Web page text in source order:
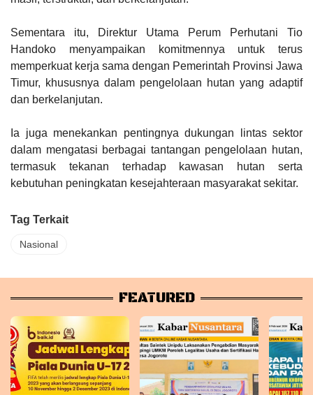
Sementara itu, Direktur Utama Perum Perhutani Tio
Handoko menyampaikan komitmennya untuk terus
memperkuat kerja sama dengan Pemerintah Provinsi Jawa
Timur, khususnya dalam pengelolaan hutan yang adaptif
dan berkelanjutan.
Ia juga menekankan pentingnya dukungan lintas sektor
dalam mengatasi berbagai tantangan pengelolaan hutan,
termasuk tekanan terhadap kawasan hutan serta
kebutuhan peningkatan kesejahteraan masyarakat sekitar.
Tag Terkait
Nasional
FEATURED